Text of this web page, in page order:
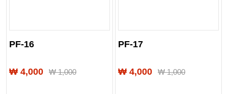
PF-16
₩ 4,000 ₩1,000
PF-17
₩ 4,000 ₩1,000